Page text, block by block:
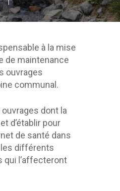
à la mise
de maintenance
ouvrages
communal.
ouvrages dont la
d’établir pour
de santé dans
différents
qui l’affecteront